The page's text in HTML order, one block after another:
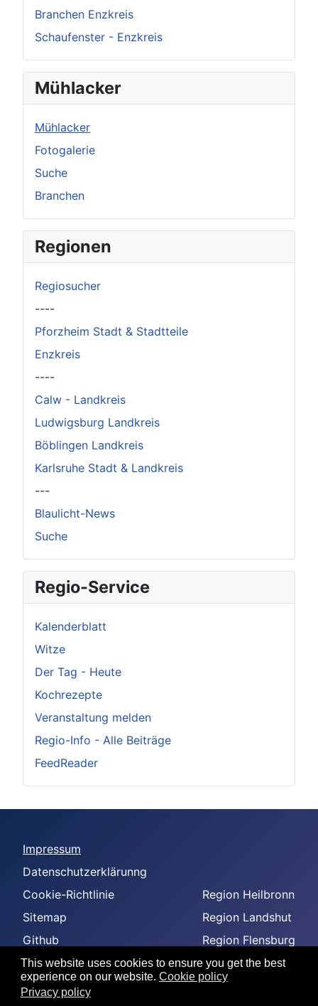
This website uses cookies to ensure you get the best
experience on our website. Cookie policy
Privacy policy
Branchen Enzkreis
Schaufenster - Enzkreis
Mühlacker
Mühlacker
Fotogalerie
Suche
Branchen
Regionen
Regiosucher
----
Pforzheim Stadt & Stadtteile
Enzkreis
----
Calw - Landkreis
Ludwigsburg Landkreis
Böblingen Landkreis
Karlsruhe Stadt & Landkreis
---
Blaulicht-News
Suche
Regio-Service
Kalenderblatt
Witze
Der Tag - Heute
Kochrezepte
Veranstaltung melden
Regio-Info - Alle Beiträge
FeedReader
Impressum
Datenschutzerklärunng
Cookie-Richtlinie
Sitemap
Github
-
--
Region Heilbronn
Region Landshut
Region Flensburg
Region Amberg